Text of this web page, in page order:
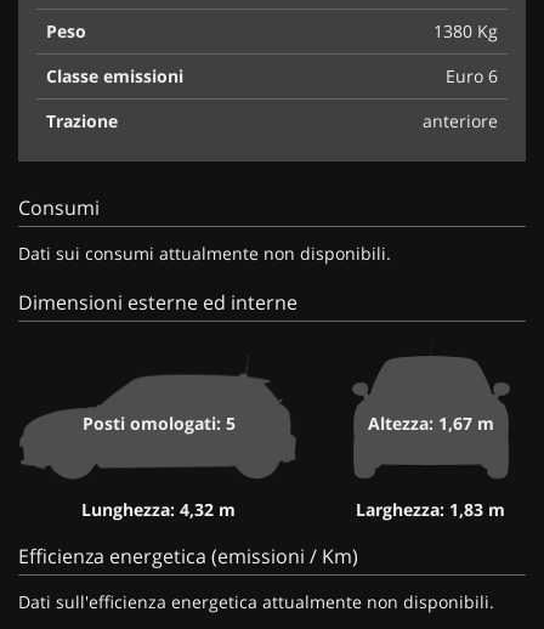
Peso
1380 Kg
Classe emissioni
Euro 6
Trazione
anteriore
Consumi
Dati sui consumi attualmente non disponibili.
Dimensioni esterne ed interne
Posti omologati: 5
Lunghezza: 4,32 m
Altezza: 1,67 m
Larghezza: 1,83 m
Efficienza energetica (emissioni / Km)
Dati sull'efficienza energetica attualmente non disponibili.